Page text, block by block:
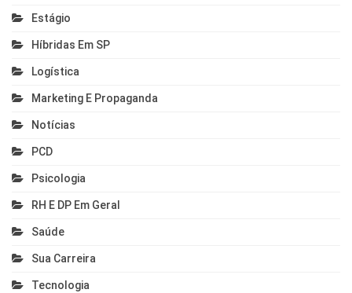
Estágio
Híbridas Em SP
Logística
Marketing E Propaganda
Notícias
PCD
Psicologia
RH E DP Em Geral
Saúde
Sua Carreira
Tecnologia